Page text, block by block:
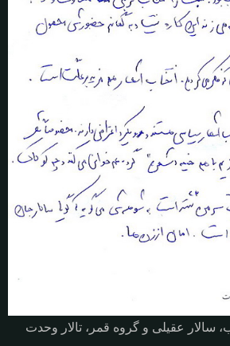
سالار عقیلی و گروه قمر، تالار وحدت